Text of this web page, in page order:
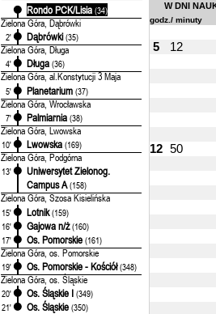
Rondo PCK/Lisia (34)
Zielona Góra, Dąbrówki
2' Dąbrówki (35)
Zielona Góra, Długa
4' Długa (36)
Zielona Góra, al.Konstytucji 3 Maja
5' Planetarium (37)
Zielona Góra, Wrocławska
7' Palmiarnia (38)
Zielona Góra, Lwowska
10' Lwowska (169)
Zielona Góra, Podgórna
13'
Uniwersytet Zielonog.
Campus A (158)
Zielona Góra, Szosa Kisielińska
15' Lotnik (159)
16'
Gajowa n/ż (160)
17'
Os. Pomorskie (161)
Zielona Góra, os. Pomorskie
19' Os. Pomorskie - Kościół (348)
Zielona Góra, os. Śląskie
20' Os. Śląskie I (349)
21'
Os. Śląskie (350)
W DNI
godz./ minuty
5 12
12 50